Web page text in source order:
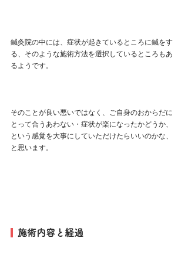
鍼灸院の中には、症状が起きているところに鍼をす
る、そのような施術方法を選択しているところもあ
るようです。
そのことが良い悪いではなく、ご自身のおからだに
とって合うあわない・症状が楽になったかどうか、
という感覚を大事にしていただけたらいいのかな、
と思います。
施術内容と経過